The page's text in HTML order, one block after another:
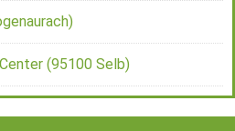
(95100 Selb)